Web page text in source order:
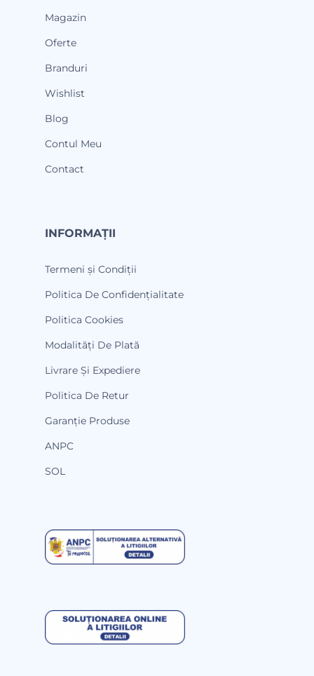
Magazin
Oferte
Branduri
Wishlist
Blog
Contul Meu
Contact
INFORMAȚII
Termeni și Condiții
Politica De Confidențialitate
Politica Cookies
Modalități De Plată
Livrare Și Expediere
Politica De Retur
Garanție Produse
ANPC
SOL